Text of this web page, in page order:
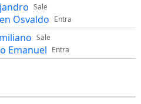
Sale
Entra
Osvaldo
Sale
Entra
Emanuel